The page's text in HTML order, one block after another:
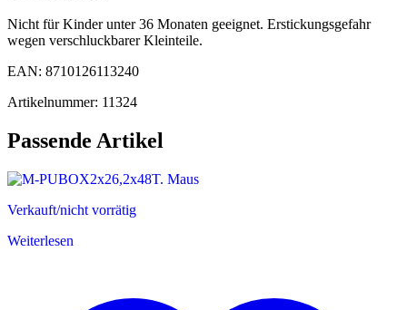
Nicht für Kinder unter 36 Monaten geeignet. Erstickungsgefahr
wegen verschluckbarer Kleinteile.
EAN: 8710126113240
Artikelnummer: 11324
Passende Artikel
Verkauft/nicht vorrätig
Weiterlesen